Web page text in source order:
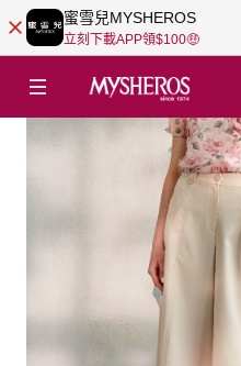
蜜雪兒MYSHEROS
立刻下載APP領$100🤑